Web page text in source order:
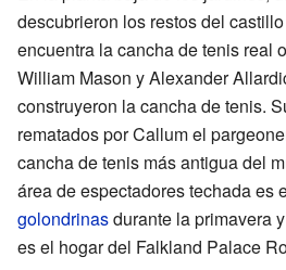
descubrieron los restos del
encuentra la cancha de tenis real
William Mason y Alexander
construyeron la cancha de tenis.
rematados por Callum el
cancha de tenis más antigua del
área de espectadores techada es
golondrinasdurante la primavera
es el hogar del Falkland Palace